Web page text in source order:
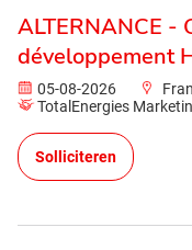
ALTERNANCE -
développement
05-08-2026
TotalEnergies
Solliciteren